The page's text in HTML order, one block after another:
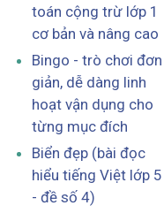
toán cộng trừ lớp 1
cơ bản và nâng cao
Bingo - trò chơi đơn
giản, dễ dàng linh
hoạt vận dụng cho
từng mục đích
Biển đẹp (bài đọc
hiểu tiếng Việt lớp 5
- đề số 4)